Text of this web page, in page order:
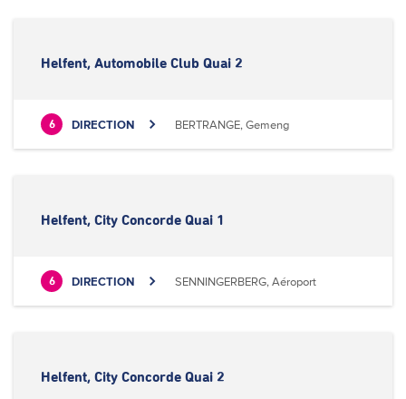
Helfent, Automobile Club Quai 2
6 DIRECTION BERTRANGE, Gemeng
Helfent, City Concorde Quai 1
6 DIRECTION SENNINGERBERG, Aéroport
Helfent, City Concorde Quai 2